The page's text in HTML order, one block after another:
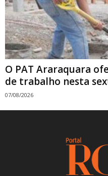
O PAT Araraquara
de trabalho nesta
07/08/2026